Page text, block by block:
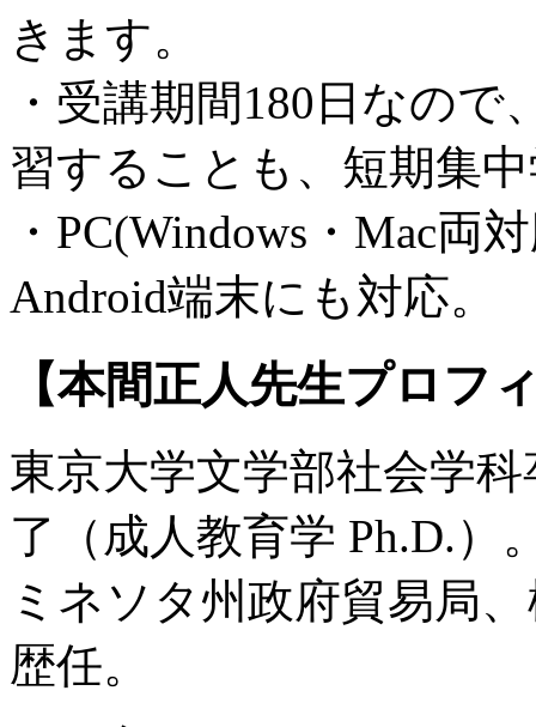
きます。
・受講期間180日なの
習することも、短期集
・PC(Windows・Mac両
Android端末にも対応。
【本間正人先生プロフ
東京大学文学部社会学
了（成人教育学 Ph.D.）
ミネソタ州政府貿易局
歴任。